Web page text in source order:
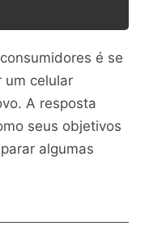
é se
um celular
A resposta
seus objetivos
algumas